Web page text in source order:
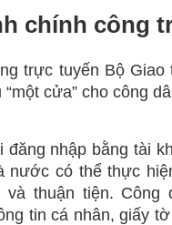
chính công
trực tuyến Bộ Giao
cửa” cho công
đăng nhập bằng tài
nước có thể thực
thuận tiện. Công
tin cá nhân, giấy